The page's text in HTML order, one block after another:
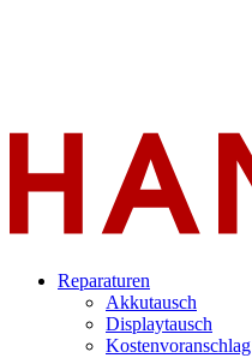
Reparaturen
Akkutausch
Displaytausch
Kostenvoranschlag